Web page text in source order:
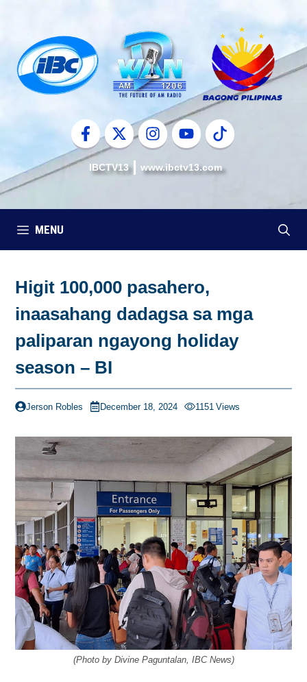
content
IBCTV13 www.ibctv13.com
MENU
Higit 100,000 pasahero,
inaasahang dadagsa sa mga
paliparan ngayong holiday
season – BI
Jerson Robles December 18, 2024 1151 Views
(Photo by Divine Paguntalan, IBC News)